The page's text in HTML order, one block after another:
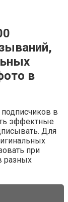
в
в
эффектные
Для
при
разных